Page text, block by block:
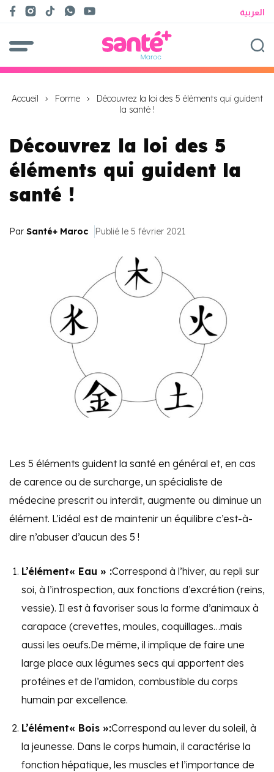
العربية
Accueil Forme
Découvrez la loi des 5 éléments qui guident
la santé !
Découvrez la loi des 5
éléments qui guident la
santé !
Par Santé+ Maroc Publié le 5 février 2021
Les 5 éléments guident la santé en général et, en cas
de carence ou de surcharge, un spécialiste de
médecine prescrit ou interdit, augmente ou diminue un
élément. L’idéal est de maintenir un équilibre c’est-à-
dire n’abuser d’aucun des 5 !
L’élément« Eau » :Correspond à l’hiver, au repli sur
soi, à l’introspection, aux fonctions d’excrétion (reins,
vessie). Il est à favoriser sous la forme d’animaux à
carapace (crevettes, moules, coquillages…mais
aussi les oeufs.De même, il implique de faire une
large place aux légumes secs qui apportent des
protéines et de l’amidon, combustible du corps
humain par excellence.
L’élément« Bois »:Correspond au lever du soleil, à
la jeunesse. Dans le corps humain, il caractérise la
fonction hépatique, les muscles et l’importance de